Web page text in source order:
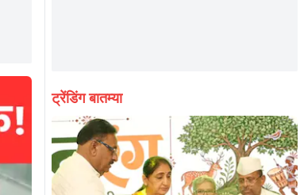
ट्रेंडिंग बातम्या